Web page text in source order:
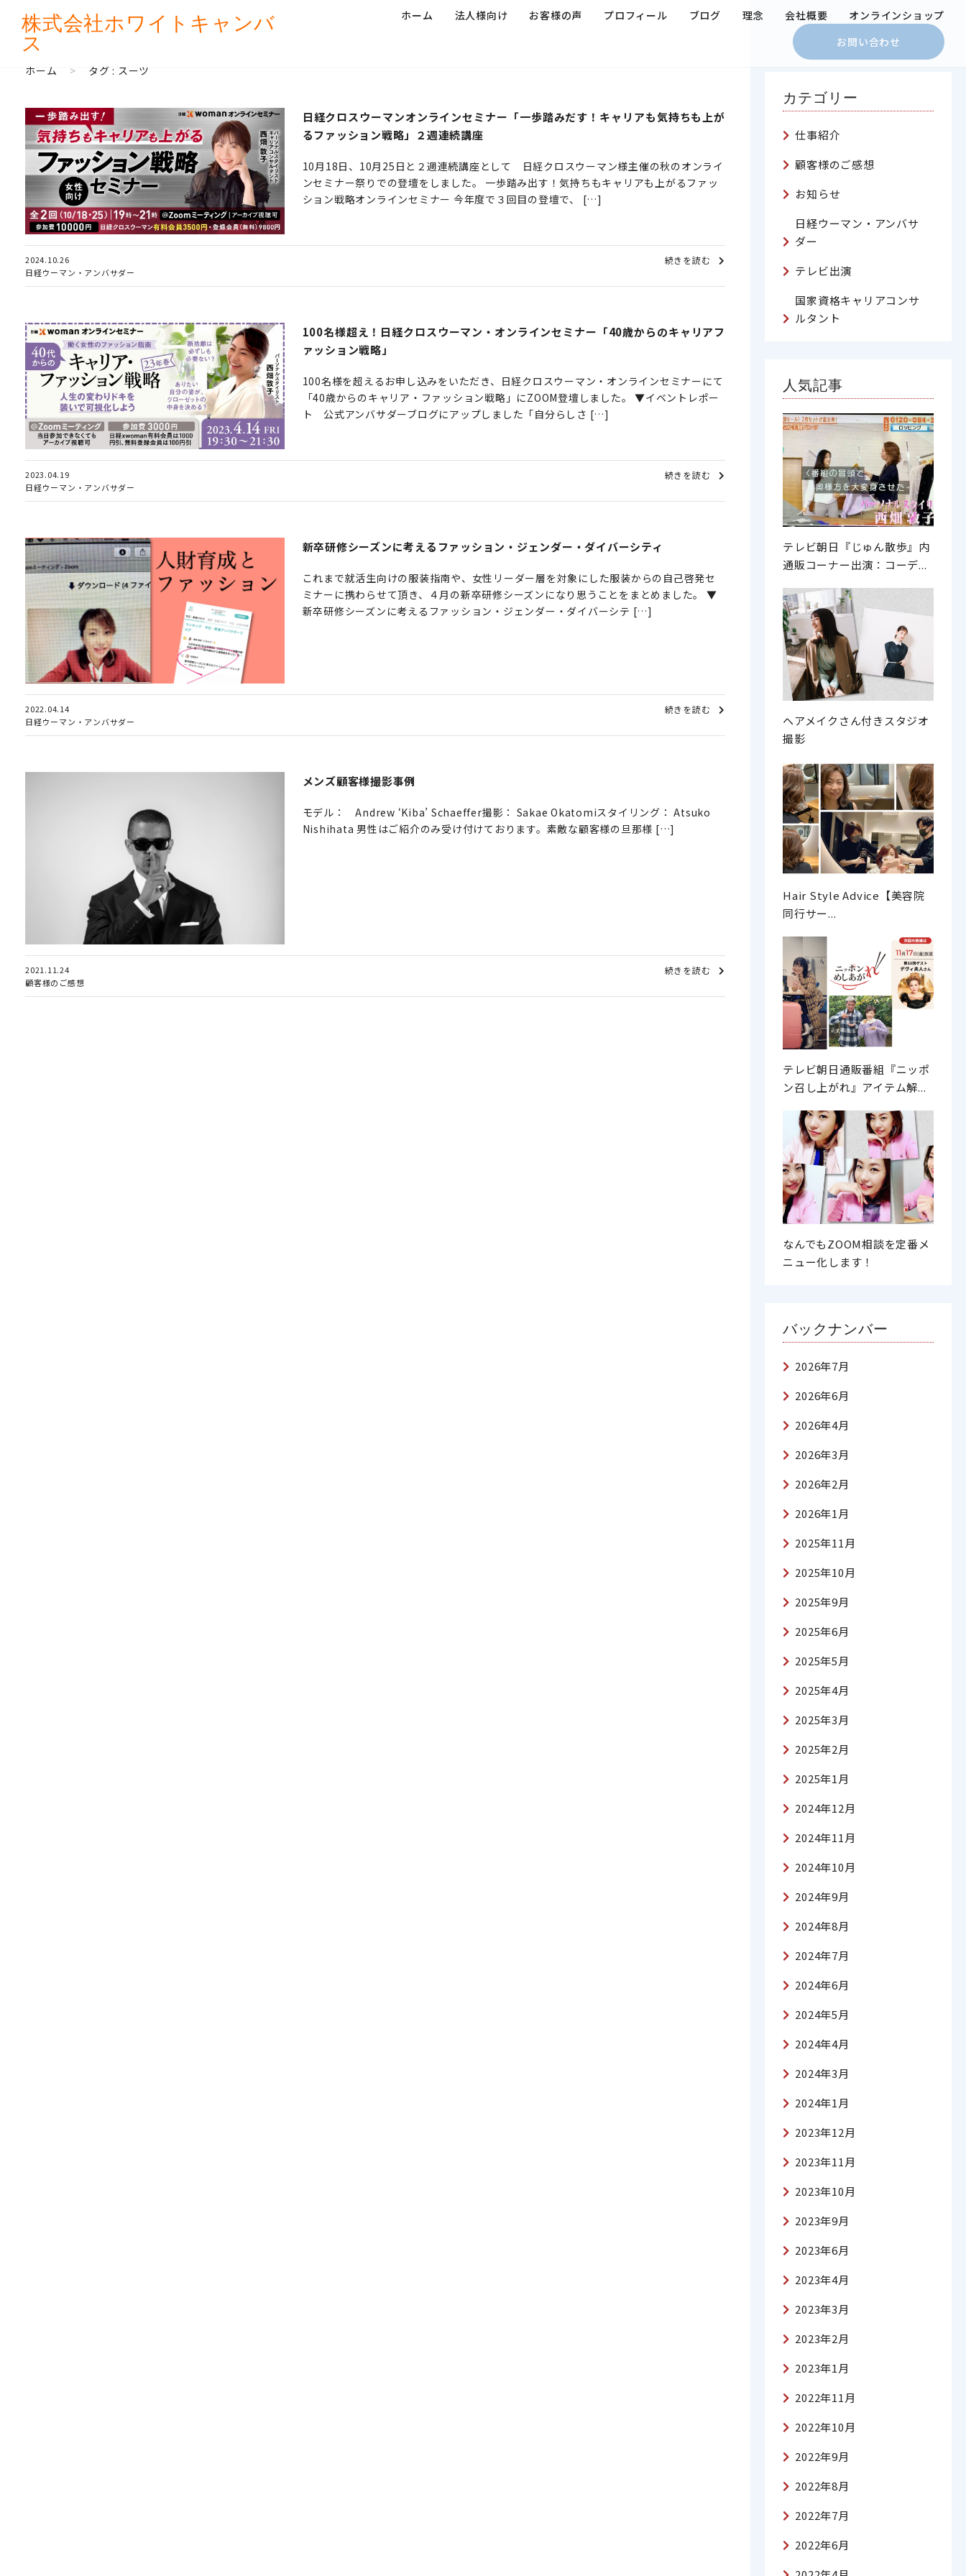
株式会社ホワイトキャンバ
ス
ホーム 法人様向け お客様の声 プロフィール ブログ 理念 会社概要
オンラインショップ
お問い合わせ
ホーム > タグ : スーツ
日経クロスウーマンオンラインセミナー「一歩踏みだす！キャリアも気持ちも上が
るファッション戦略」２週連続講座
10月18日、10月25日と２週連続講座として 日経クロスウーマン様主催の秋のオンライ
ンセミナー祭りでの登壇をしました。 一歩踏み出す！気持ちもキャリアも上がるファッ
ション戦略オンラインセミナー 今年度で３回目の登壇で、 […]
2024.10.26
日経ウーマン・アンバサダー
続きを読む
100名様超え！日経クロスウーマン・オンラインセミナー「40歳からのキャリアフ
ァッション戦略」
100名様を超えるお申し込みをいただき、日経クロスウーマン・オンラインセミナーにて
「40歳からのキャリア・ファッション戦略」にZOOM登壇しました。 ▼イベントレポー
ト 公式アンバサダーブログにアップしました「自分らしさ […]
2023.04.19
日経ウーマン・アンバサダー
続きを読む
新卒研修シーズンに考えるファッション・ジェンダー・ダイバーシティ
これまで就活生向けの服装指南や、女性リーダー層を対象にした服装からの自己啓発セ
ミナーに携わらせて頂き、４月の新卒研修シーズンになり思うことをまとめました。 ▼
新卒研修シーズンに考えるファッション・ジェンダー・ダイバーシテ […]
2022.04.14
日経ウーマン・アンバサダー
続きを読む
メンズ顧客様撮影事例
モデル： Andrew ‘Kiba’ Schaeffer撮影： Sakae Okatomiスタイリング： Atsuko
Nishihata 男性はご紹介のみ受け付けております。素敵な顧客様の旦那様 […]
2021.11.24
顧客様のご感想
続きを読む
カテゴリー
仕事紹介
顧客様のご感想
お知らせ
日経ウーマン・アンバサ
ダー
テレビ出演
国家資格キャリアコンサ
ルタント
人気記事
テレビ朝日『じゅん散歩』内
通販コーナー出演：コーデ...
ヘアメイクさん付きスタジオ
撮影
Hair Style Advice【美容院
同行サー...
テレビ朝日通販番組『ニッポ
ン召し上がれ』アイテム解...
なんでもZOOM相談を定番メ
ニュー化します！
バックナンバー
2026年7月
2026年6月
2026年4月
2026年3月
2026年2月
2026年1月
2025年11月
2025年10月
2025年9月
2025年6月
2025年5月
2025年4月
2025年3月
2025年2月
2025年1月
2024年12月
2024年11月
2024年10月
2024年9月
2024年8月
2024年7月
2024年6月
2024年5月
2024年4月
2024年3月
2024年1月
2023年12月
2023年11月
2023年10月
2023年9月
2023年6月
2023年4月
2023年3月
2023年2月
2023年1月
2022年11月
2022年10月
2022年9月
2022年8月
2022年7月
2022年6月